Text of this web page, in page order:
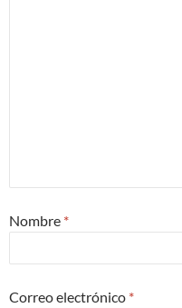
Nombre *
Correo electrónico *